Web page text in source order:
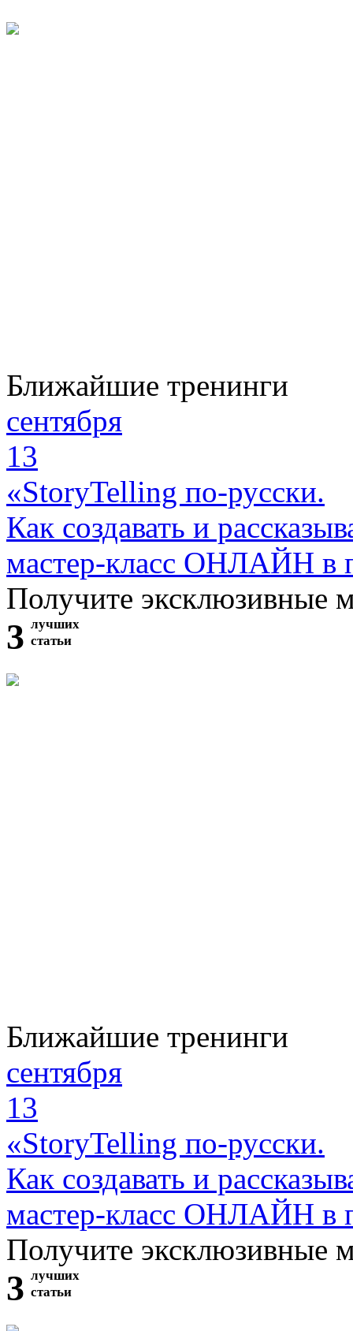
Ближайшие тренинги
сентября
13
«StoryTelling по-русски.
Как создавать и
мастер-класс ОНЛАЙН в
Получите эксклюзивные
3 лучших
статьи
Ближайшие тренинги
сентября
13
«StoryTelling по-русски.
Как создавать и
мастер-класс ОНЛАЙН в
Получите эксклюзивные
3 лучших
статьи